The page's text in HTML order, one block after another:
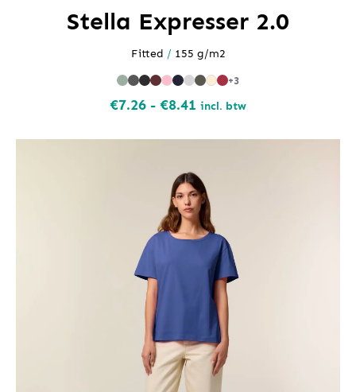
Stella Expresser 2.0
Fitted / 155 g/m2
+3
€7.26 - €8.41 Prijsklasse:
€8.41
incl. btw